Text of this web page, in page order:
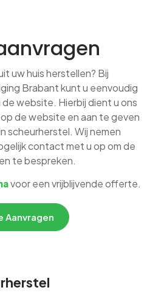
uw huis herstellen? Bij
Brabant kunt u eenvoudig
website. Hierbij dient u ons
de website en aan te geven
scheurherstel. Wij nemen
contact met u op om de
te bespreken.
voor een vrijblijvende offerte.
Aanvragen